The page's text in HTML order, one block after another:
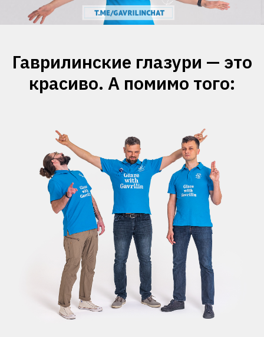
Гаврилинские глазури — это
красиво. А помимо того: